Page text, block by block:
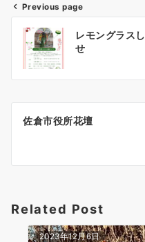
Previous page
レモングラス
せ
佐倉市役所花壇
Related Post
2023年12月6日